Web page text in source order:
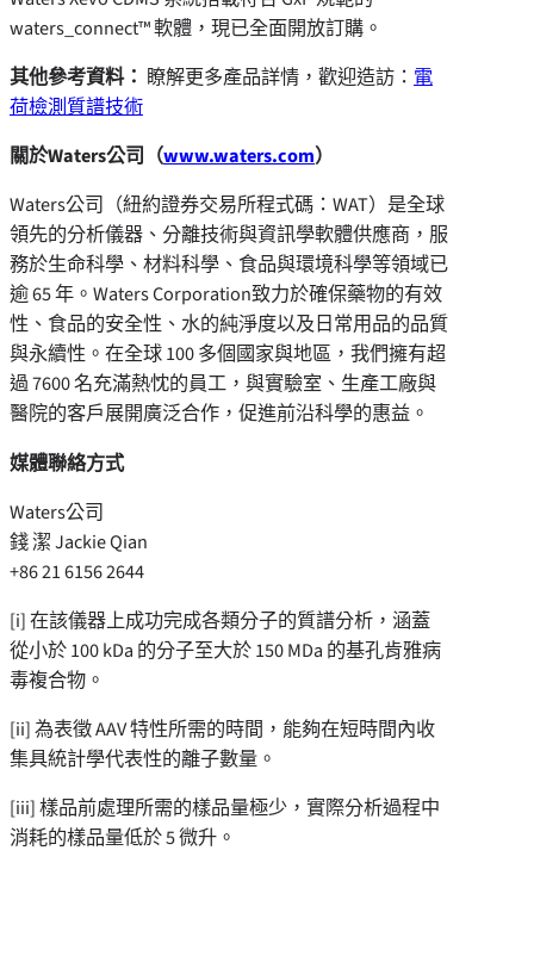
waters_connect™軟體，現已全面開放訂購。
其他參考資料： 瞭解更多產品詳情，歡迎造訪： 電
荷檢測質譜技術
關於Waters公司 （www.waters.com）
Waters公司 （紐約證券交易所程式碼： WAT）是全球
領先的分析儀器、分離技術與資訊學軟體供應商，服
務於生命科學、材料科學、食品與環境科學等領域已
逾65年。 Waters Corporation致力於確保藥物的有效
性、食品的安全性、水的純淨度以及日常用品的品質
與永續性。在全球100多個國家與地區，我們擁有超
過7600名充滿熱忱的員工，與實驗室、生產工廠與
醫院的客戶展開廣泛合作，促進前沿科學的惠益。
媒體聯絡方式
Waters公司
錢 潔Jackie Qian
+86 21 6156 2644
[i] 在該儀器上成功完成各類分子的質譜分析，涵蓋
從小於 100 kDa 的分子至大於 150 MDa 的基孔肯雅病
毒複合物。
[ii] 為表徵 AAV 特性所需的時間，能夠在短時間內收
集具統計學代表性的離子數量。
[iii] 樣品前處理所需的樣品量極少，實際分析過程中
消耗的樣品量低於 5 微升。